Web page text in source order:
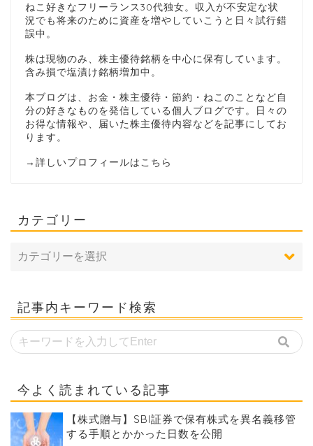
ねこ好きなフリーランス30代独女。収入が不安定な状
況でも将来のために資産を増やしていこうと日々試行錯
誤中。
株は現物のみ、株主優待銘柄を中心に保有しています。
含み損で塩漬け銘柄増加中。
本ブログは、お金・株主優待・節約・ねこのことなど自
分の好きなものを発信している個人ブログです。日々の
お得な情報や、届いた株主優待内容などを記事にしてお
ります。
→ 詳しいプロフィールはこちら
カテゴリー
記事内キーワード検索
今よく読まれている記事
【株式贈与】SBI証券で保有株式を異名義移管
する手順とかかった日数を公開